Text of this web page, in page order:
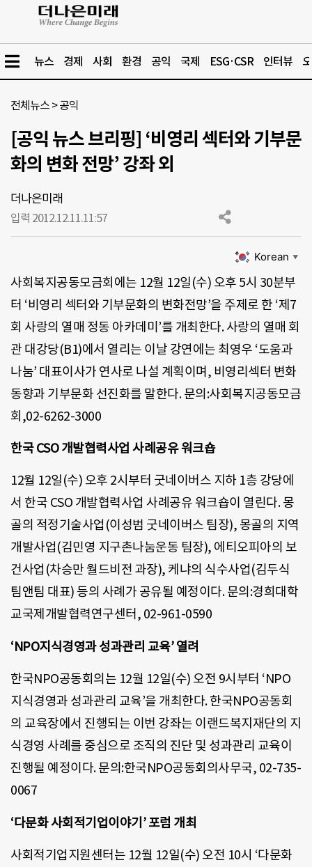
뉴스 경제 사회 환경 공익 국제 ESG·CSR 인터뷰
전체뉴스 >공익
[공익 뉴스 브리핑] ‘비영리 섹터와 기부문
화의 변화 전망’ 강좌 외
더나은미래
입력 2012.12.11.11:57
Korean ▼
사회복지공동모금회에는 12월 12일(수) 오후 5시 30분부
터 ‘비영리 섹터와 기부문화의 변화전망’을 주제로 한 ‘제7
회 사랑의 열매 정동 아카데미’를 개최한다. 사랑의 열매 회
관 대강당(B1)에서 열리는 이날 강연에는 최영우 ‘도움과
나눔’ 대표이사가 연사로 나설 계획이며, 비영리섹터 변화
동향과 기부문화 선진화를 말한다. 문의:사회복지공동모금
회,02-6262-3000
한국 CSO 개발협력사업 사례공유 워크숍
12월 12일(수) 오후 2시부터 굿네이버스 지하 1층 강당에
서 한국 CSO 개발협력사업 사례공유 워크숍이 열린다. 몽
골의 적정기술사업(이성범 굿네이버스 팀장), 몽골의 지역
개발사업(김민영 지구촌나눔운동 팀장), 에티오피아의 보
건사업(차승만 월드비전 과장), 케냐의 식수사업(김두식
팀앤팀 대표) 등의 사례가 공유될 예정이다. 문의:경희대학
교국제개발협력연구센터, 02-961-0590
‘NPO지식경영과 성과관리 교육’ 열려
한국NPO공동회의는 12월 12일(수) 오전 9시부터 ‘NPO
지식경영과 성과관리 교육’을 개최한다. 한국NPO공동회
의 교육장에서 진행되는 이번 강좌는 이랜드복지재단의 지
식경영 사례를 중심으로 조직의 진단 및 성과관리 교육이
진행될 예정이다. 문의:한국NPO공동회의사무국, 02-735-
0067
‘다문화 사회적기업이야기’ 포럼 개최
사회적기업지원센터는 12월 12일(수) 오전 10시 ‘다문화